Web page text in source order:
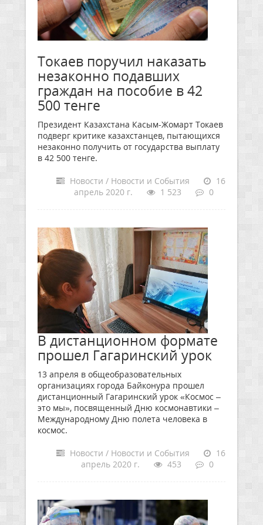
Токаев поручил наказать
незаконно подавших
граждан на пособие в 42
500 тенге
Президент Казахстана Касым-Жомарт Токаев
подверг критике казахстанцев, пытающихся
незаконно получить от государства выплату
в 42 500 тенге.
Новости / Новости и События
16
апрель 2020 г.
1 523 0
В дистанционном формате
прошел Гагаринский урок
13 апреля в общеобразовательных
организациях города Байконура прошел
дистанционный Гагаринский урок «Космос –
это мы», посвященный Дню космонавтики –
Международному Дню полета человека в
космос.
Новости / Новости и События
16
апрель 2020 г.
453 0